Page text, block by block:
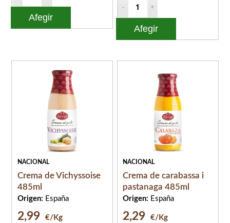
Afegir
Afegir
NACIONAL
Crema de Vichyssoise
485ml
Origen: España
2,99 €/Kg
NACIONAL
Crema de carabassa i
pastanaga 485ml
Origen: España
2,29 €/Kg